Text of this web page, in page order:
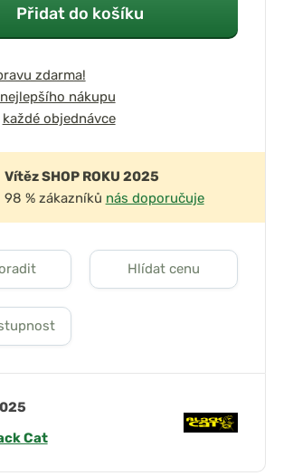
Přidat do košíku
zdarma!
nejlepšího nákupu
každé objednávce
Vítěz SHOP ROKU 2025
98 % zákazníků nás doporučuje
Hlídat cenu
Cat